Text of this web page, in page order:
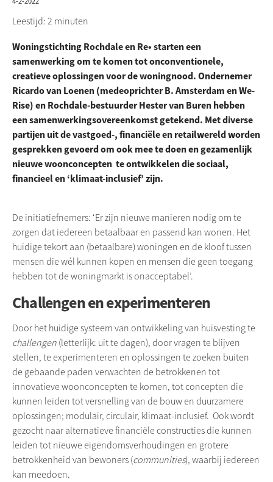
Leestijd: 2 minuten
Woningstichting Rochdale en Re• starten een
samenwerking om te komen tot onconventionele,
creatieve oplossingen voor de woningnood. Ondernemer
Ricardo van Loenen (medeoprichter B. Amsterdam en We-
Rise) en Rochdale-bestuurder Hester van Buren hebben
een samenwerkingsovereenkomst getekend. Met diverse
partijen uit de vastgoed-, financiële en retailwereld worden
gesprekken gevoerd om ook mee te doen en gezamenlijk
nieuwe woonconcepten te ontwikkelen die sociaal,
financieel en ‘klimaat-inclusief’ zijn.
De initiatiefnemers: ‘Er zijn nieuwe manieren nodig om te
zorgen dat iedereen betaalbaar en passend kan wonen. Het
huidige tekort aan (betaalbare) woningen en de kloof tussen
mensen die wél kunnen kopen en mensen die geen toegang
hebben tot de woningmarkt is onacceptabel’.
Challengen en experimenteren
Door het huidige systeem van ontwikkeling van huisvesting te
challengen (letterlijk: uit te dagen), door vragen te blijven
stellen, te experimenteren en oplossingen te zoeken buiten
de gebaande paden verwachten de betrokkenen tot
innovatieve woonconcepten te komen, tot concepten die
kunnen leiden tot versnelling van de bouw en duurzamere
oplossingen; modulair, circulair, klimaat-inclusief. Ook wordt
gezocht naar alternatieve financiële constructies die kunnen
leiden tot nieuwe eigendomsverhoudingen en grotere
betrokkenheid van bewoners (communities), waarbij iedereen
kan meedoen.